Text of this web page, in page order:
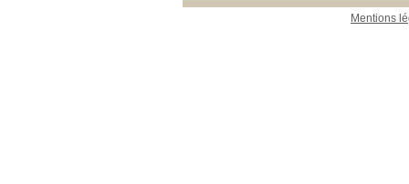
Mentions